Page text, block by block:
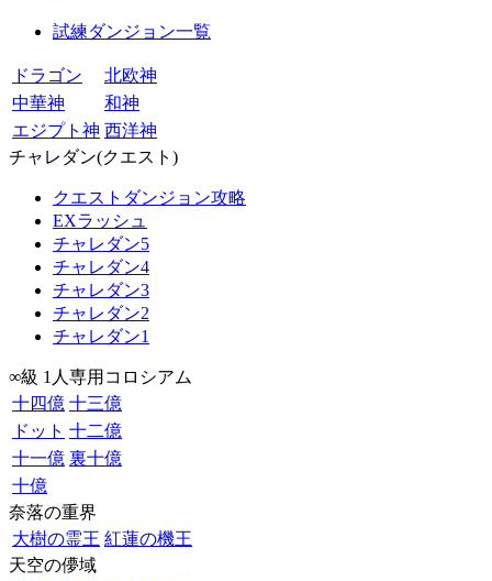
試練ダンジョン一覧
ドラゴン
北欧神
中華神
和神
エジプト神 西洋神
チャレダン(クエスト)
クエストダンジョン攻略
EXラッシュ
チャレダン5
チャレダン4
チャレダン3
チャレダン2
チャレダン1
∞級 1人専用コロシアム
十四億 十三億
ドット 十二億
十一億 裏十億
十億
奈落の重界
大樹の霊王 紅蓮の機王
天空の儚域